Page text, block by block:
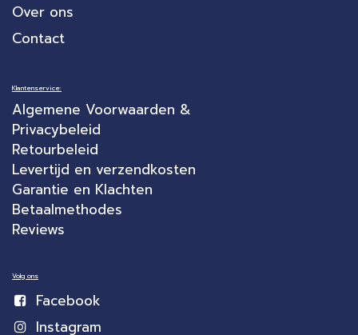
Over ons
Contact
Klantenservice:
Algemene Voorwaarden &
Privacybeleid
Retourbeleid
Levertijd en verzendkosten
Garantie en Klachten
Betaalmethodes
Reviews
Volg ons
Facebook
Instagram